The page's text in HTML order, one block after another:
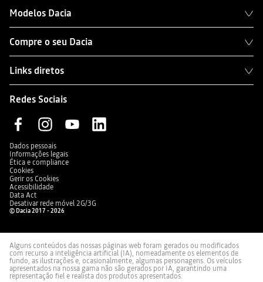
Modelos Dacia
Compre o seu Dacia
Links diretos
Redes Sociais
Dados pessoais
Informações legais
Ética e compliance
Cookies
Gerir os Cookies
Acessibilidade
Data Act
Desativar rede móvel 2G/3G
© Dacia 2017 - 2026
Alguns conteúdos das nossas páginas web foram gerados ou modificados
com recurso a inteligência artificial (IA), nomeadamente os elementos de
fundo, as ilustrações e, ocasionalmente, algumas personagens. Os veículos
apresentados na nossa gama não são gerados por IA, garantindo uma
representação fiel e realista dos produtos apresentados.